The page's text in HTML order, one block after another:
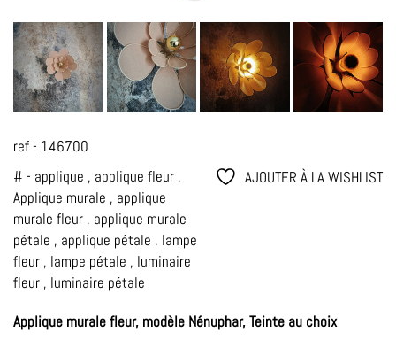
ref - 146700
# - applique , applique fleur ,
Applique murale , applique
murale fleur , applique murale
pétale , applique pétale , lampe
fleur , lampe pétale , luminaire
fleur , luminaire pétale
AJOUTER À LA WISHLIST
Applique murale fleur, modèle Nénuphar, Teinte au choix